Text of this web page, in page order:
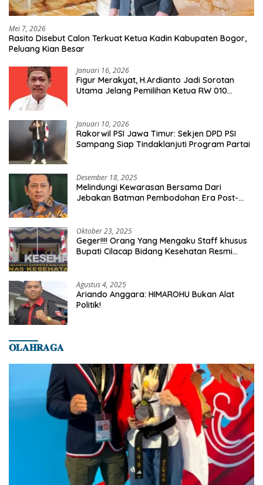
Mei 7, 2026
Rasito Disebut Calon Terkuat Ketua Kadin Kabupaten Bogor,
Peluang Kian Besar
Januari 16, 2026
Figur Merakyat, H.Ardianto Jadi Sorotan
Utama Jelang Pemilihan Ketua RW 010
Januari 10, 2026
Rakorwil PSI Jawa Timur: Sekjen DPD PSI
Sampang Siap Tindaklanjuti Program Partai
Desember 18, 2025
Melindungi Kewarasan Bersama Dari
Jebakan Batman Pembodohan Era Post-
Oktober 23, 2025
Geger!!!! Orang Yang Mengaku Staff khusus
Bupati Cilacap Bidang Kesehatan Resmi
Agustus 4, 2025
Ariando Anggara: HIMAROHU Bukan Alat
Politik!
𝐎𝐋𝐀𝐇𝐑𝐀𝐆𝐀